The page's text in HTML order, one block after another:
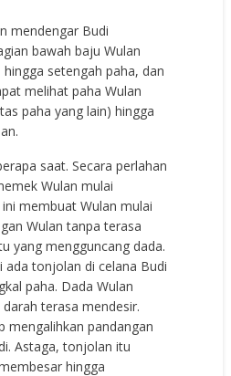
mendengar Budi
bawah baju Wulan
setengah paha, dan
melihat paha Wulan
paha yang lain) hingga
saat. Secara perlahan
Wulan mulai
membuat Wulan mulai
Wulan tanpa terasa
yang mengguncang dada.
ada tonjolan di celana Budi
paha. Dada Wulan
terasa mendesir.
mengalihkan pandangan
Astaga, tonjolan itu
hingga